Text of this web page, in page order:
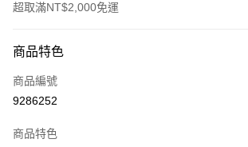
超取滿NT$2,000免運
信用卡一次付款
LINE Pay
商品特色
商品編號
9286252
商品特色